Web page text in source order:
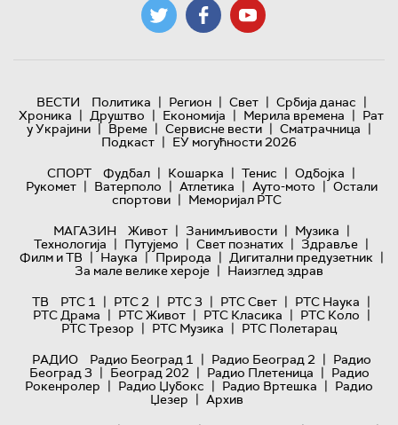
ВЕСТИ Политика | Регион | Свет | Србија данас |
Хроника | Друштво | Економија | Мерила времена | Рат
у Украјини | Време | Сервисне вести | Сматрачница |
Подкаст | ЕУ могућности 2026
СПОРТ
Фудбал | Кошарка | Тенис | Одбојка |
Рукомет | Ватерполо | Атлетика | Ауто-мото | Остали
спортови | Меморијал РТС
МАГАЗИН
Живот | Занимљивости | Музика |
Технологијa | Путујемо | Свет познатих | Здравље |
Филм и ТВ | Наука | Природа | Дигитални предузетник |
За мале велике хероје | Наизглед здрав
ТВ
РТС 1 | РТС 2 | РТС 3 | РТС Свет | РТС Наука |
РТС Драма | РТС Живот | РТС Класика | РТС Коло |
РТС Трезор | РТС Музика | РТС Полетарац
РАДИО
Радио Београд 1 | Радио Београд 2 | Радио
Београд 3 | Београд 202 | Радио Плетеница | Радио
Рокенролер | Радио Џубокс | Радио Вртешка | Радио
Џезер | Архив